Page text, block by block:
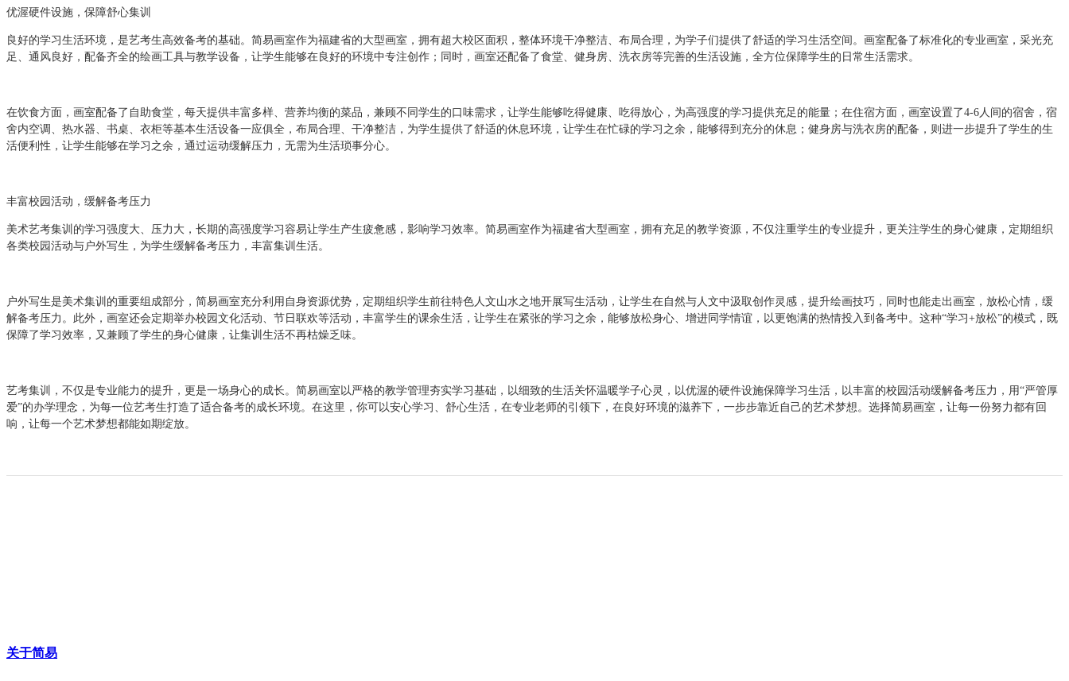
优渥硬件设施，保障舒心集训
良好的学习生活环境，是艺考生高效备考的基础。简易画室作为福建省的大型画室，拥有超大校区面积，整体环境干净整洁、布局合理，为学子们提供了舒适的学习生活空间。画室配备了标准化的专业画室，采光充
足、通风良好，配备齐全的绘画工具与教学设备，让学生能够在良好的环境中专注创作；同时，画室还配备了食堂、健身房、洗衣房等完善的生活设施，全方位保障学生的日常生活需求。
在饮食方面，画室配备了自助食堂，每天提供丰富多样、营养均衡的菜品，兼顾不同学生的口味需求，让学生能够吃得健康、吃得放心，为高强度的学习提供充足的能量；在住宿方面，画室设置了4-6人间的宿舍，宿
舍内空调、热水器、书桌、衣柜等基本生活设备一应俱全，布局合理、干净整洁，为学生提供了舒适的休息环境，让学生在忙碌的学习之余，能够得到充分的休息；健身房与洗衣房的配备，则进一步提升了学生的生
活便利性，让学生能够在学习之余，通过运动缓解压力，无需为生活琐事分心。
丰富校园活动，缓解备考压力
美术艺考集训的学习强度大、压力大，长期的高强度学习容易让学生产生疲惫感，影响学习效率。简易画室作为福建省大型画室，拥有充足的教学资源，不仅注重学生的专业提升，更关注学生的身心健康，定期组织
各类校园活动与户外写生，为学生缓解备考压力，丰富集训生活。
户外写生是美术集训的重要组成部分，简易画室充分利用自身资源优势，定期组织学生前往特色人文山水之地开展写生活动，让学生在自然与人文中汲取创作灵感，提升绘画技巧，同时也能走出画室，放松心情，缓
解备考压力。此外，画室还会定期举办校园文化活动、节日联欢等活动，丰富学生的课余生活，让学生在紧张的学习之余，能够放松身心、增进同学情谊，以更饱满的热情投入到备考中。这种“学习+放松”的模式，既
保障了学习效率，又兼顾了学生的身心健康，让集训生活不再枯燥乏味。
艺考集训，不仅是专业能力的提升，更是一场身心的成长。简易画室以严格的教学管理夯实学习基础，以细致的生活关怀温暖学子心灵，以优渥的硬件设施保障学习生活，以丰富的校园活动缓解备考压力，用“严管厚
爱”的办学理念，为每一位艺考生打造了适合备考的成长环境。在这里，你可以安心学习、舒心生活，在专业老师的引领下，在良好环境的滋养下，一步步靠近自己的艺术梦想。选择简易画室，让每一份努力都有回
响，让每一个艺术梦想都能如期绽放。
关于简易